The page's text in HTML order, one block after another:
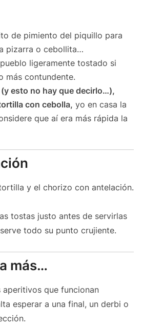
de pimiento del piquillo para
pizarra o cebollita…
ligeramente tostado si
más contundente.
esto no hay que decirlo…),
con cebolla, yo en casa la
que aí era más rápida la
y el chorizo con antelación.
tostas justo antes de servirlas
todo su punto crujiente.
más…
aperitivos que funcionan
esperar a una final, un derbi o